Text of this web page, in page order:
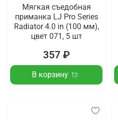
Мягкая съедобная
приманка LJ Pro Series
Radiator 4.0 in (100 мм),
цвет 071, 5 шт
357 ₽
В корзину